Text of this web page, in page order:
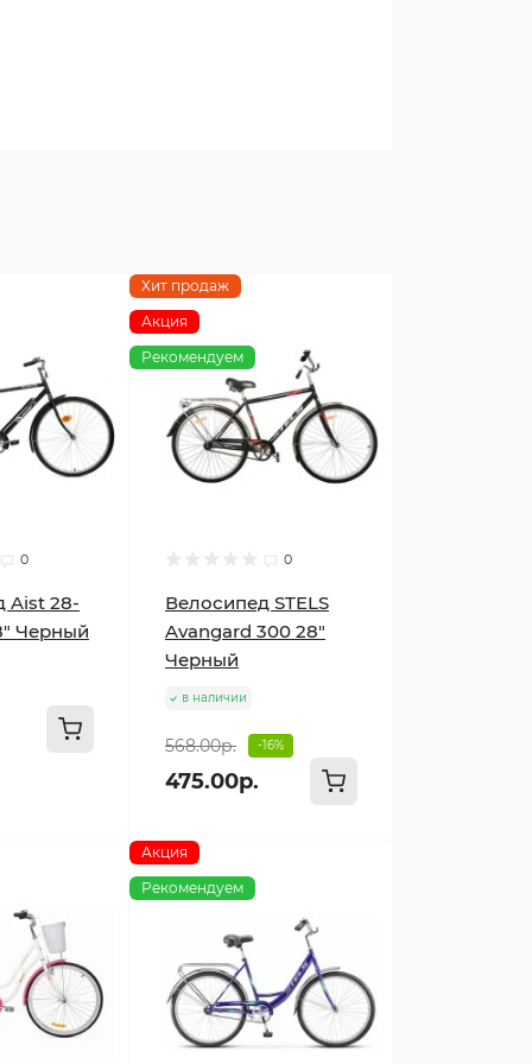
0
Aist 28-
Черный
Хит продаж
Акция
Рекомендуем
0
Велосипед STELS
Avangard 300 28"
Черный
в наличии
568.00р. -16%
475.00р.
Акция
Рекомендуем